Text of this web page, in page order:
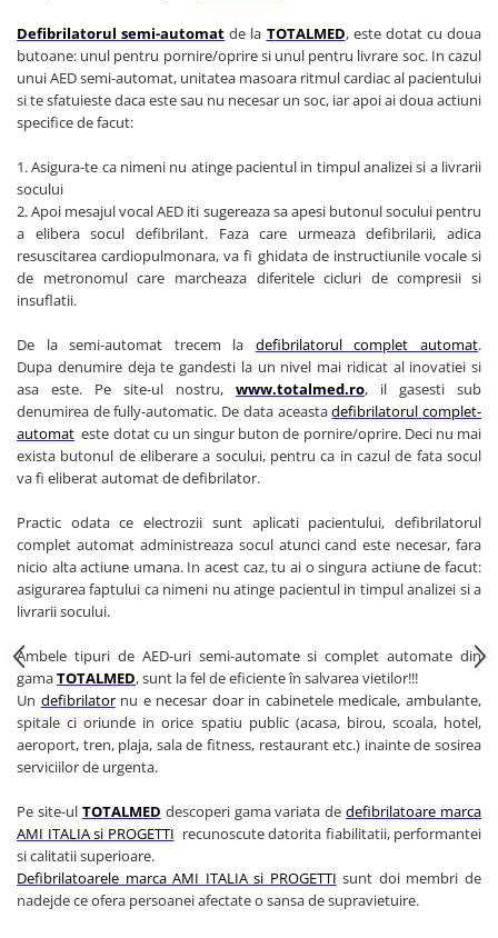
Lampi de operatie si medicale
Laringoscoape
Lensmetre
Lupe chirurgicale
Masini de sflefuit lentile
Mese chirurgicale oftalmologice
Mese operatii
Monitoare fetale
Monitoare pacient
Negatoscoape
Nazofaringoscoape
OCT - Tomografe in coerenta
optica
Optotipuri, teste de vedere si
proiectoare de teste
Otoscoape
Pulsoximetre
Sinoptofoare
Spirometre
Tensiometre si stetoscoape
Termometre
Teste Cromatice
Tonometre
Truse de lentile si rame probe
Defibrilatorul semi-automat de la TOTALMED, este dotat cu doua
butoane: unul pentru pornire/oprire si unul pentru livrare soc. In cazul
unui AED semi-automat, unitatea masoara ritmul cardiac al pacientului
si te sfatuieste daca este sau nu necesar un soc, iar apoi ai doua actiuni
specifice de facut:
1. Asigura-te ca nimeni nu atinge pacientul in timpul analizei si a livrarii
socului
2. Apoi mesajul vocal AED iti sugereaza sa apesi butonul socului pentru
a elibera socul defibrilant. Faza care urmeaza defibrilarii, adica
resuscitarea cardiopulmonara, va fi ghidata de instructiunile vocale si
de metronomul care marcheaza diferitele cicluri de compresii si
insuflatii.
De la semi-automat trecem la defibrilatorul complet automat.
Dupa denumire deja te gandesti la un nivel mai ridicat al inovatiei si
asa este. Pe site-ul nostru, www.totalmed.ro, il gasesti sub
denumirea de fully-automatic. De data aceastadefibrilatorul complet-
automat este dotat cu un singur buton de pornire/oprire. Deci nu mai
exista butonul de eliberare a socului, pentru ca in cazul de fata socul
va fi eliberat automat de defibrilator.
Practic odata ce electrozii sunt aplicati pacientului, defibrilatorul
complet automat administreaza socul atunci cand este necesar, fara
nicio alta actiune umana. In acest caz, tu ai o singura actiune de facut:
asigurarea faptului ca nimeni nu atinge pacientul in timpul analizei si a
livrarii socului.
Ambele tipuri de AED-uri semi-automate si complet automate din
gamaTOTALMED, sunt la fel de eficiente în salvarea vietilor!!!
Un defibrilatornu e necesar doar in cabinetele medicale, ambulante,
spitale ci oriunde in orice spatiu public (acasa, birou, scoala, hotel,
aeroport, tren, plaja, sala de fitness, restaurant etc.) inainte de sosirea
serviciilor de urgenta.
Pe site-ul TOTALMED descoperi gama variata dedefibrilatoare marca
AMI ITALIA si PROGETTI recunoscute datorita fiabilitatii, performantei
si calitatii superioare.
Defibrilatoarele marca AMI ITALIA si PROGETTI sunt doi membri de
nadejde ce ofera persoanei afectate o sansa de supravietuire.